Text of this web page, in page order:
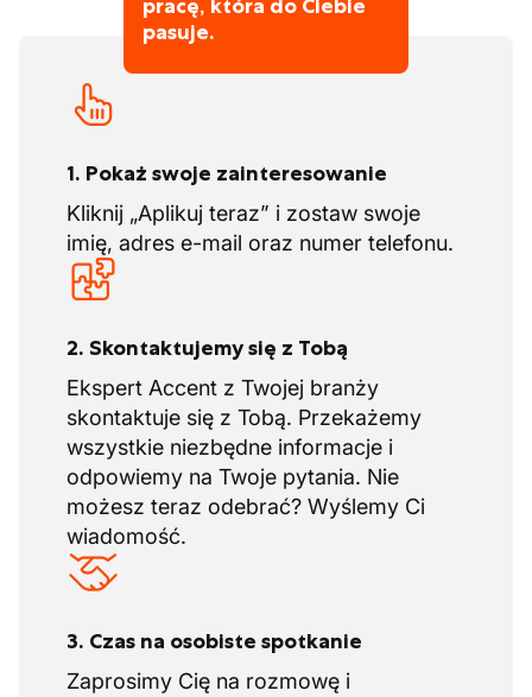
Szansa na uzyskanie certyfikatu VCA
Wspaniali koledzy
produkują prefabrykowane elementy
betonowe. W ten sposób wspierają
własne projekty budowlane i dostarczają
produkty do innych inwestycji
budowlanych.
Inwestycje:tutaj inwestują w
działalnością.
W tej firmie trafisz do rodzinnego,
w oparciu o bezpośrednie linie komunikacji i
uwielbiają działanie. Dzięki szerokiej gamie
działalności masz możliwość rozwoju i
przechodzenia na inne stanowiska lub
projekty.
pracę, która do Ciebie
pasuje.
1. Pokaż swoje zainteresowanie
Kliknij „Aplikuj teraz” i zostaw swoje
imię, adres e-mail oraz numer telefonu.
2. Skontaktujemy się z Tobą
Ekspert Accent z Twojej branży
skontaktuje się z Tobą. Przekażemy
wszystkie niezbędne informacje i
odpowiemy na Twoje pytania. Nie
możesz teraz odebrać? Wyślemy Ci
wiadomość.
3. Czas na osobiste spotkanie
Zaprosimy Cię na rozmowę i